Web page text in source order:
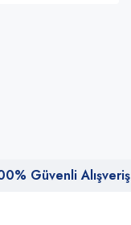
Güvenli Alışveriş